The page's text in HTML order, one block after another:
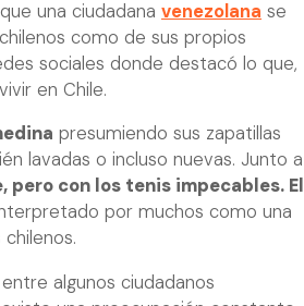
una ciudadana venezolana se
como de sus propios
sociales donde destacó lo que,
en Chile.
presumiendo sus zapatillas
lavadas o incluso nuevas. Junto a
pero con los tenis impecables. El
por muchos como una
algunos ciudadanos